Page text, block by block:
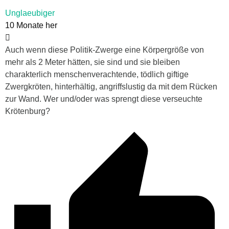
Unglaeubiger
10 Monate her
Auch wenn diese Politik-Zwerge eine Körpergröße von
mehr als 2 Meter hätten, sie sind und sie bleiben
charakterlich menschenverachtende, tödlich giftige
Zwergkröten, hinterhältig, angriffslustig da mit dem Rücken
zur Wand. Wer und/oder was sprengt diese verseuchte
Krötenburg?